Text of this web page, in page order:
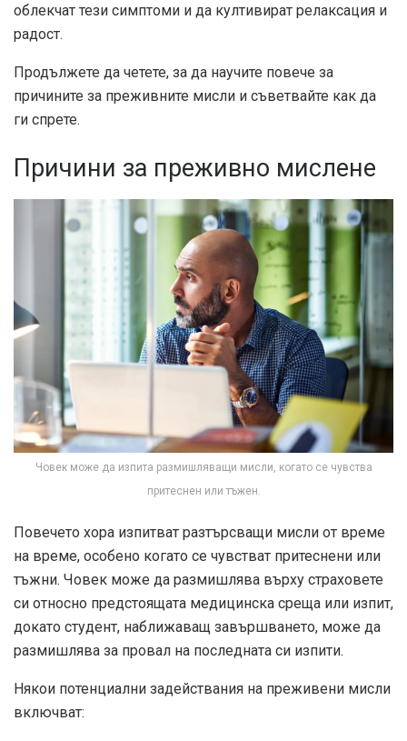
облекчат тези симптоми и да култивират релаксация и
радост.
Продължете да четете, за да научите повече за
причините за преживните мисли и съветвайте как да
ги спрете.
Причини за преживно мислене
Човек може да изпита размишляващи мисли, когато се чувства
притеснен или тъжен.
Повечето хора изпитват разтърсващи мисли от време
на време, особено когато се чувстват притеснени или
тъжни. Човек може да размишлява върху страховете
си относно предстоящата медицинска среща или изпит,
докато студент, наближаващ завършването, може да
размишлява за провал на последната си изпити.
Някои потенциални задействания на преживени мисли
включват: